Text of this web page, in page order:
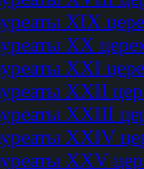
XIX
XX
XXI
XXII
XXIII
XXIV
XXV